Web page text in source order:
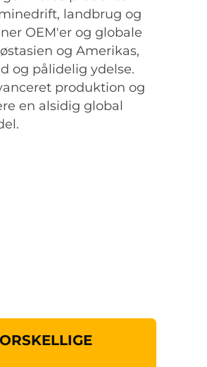
landbrug og
OEM'er og globale
og Amerikas,
og pålidelig ydelse.
produktion og
en alsidig global